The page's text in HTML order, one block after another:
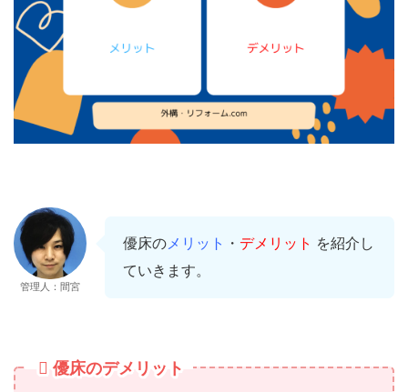
管理人：間宮
優床の メリット ・ デメリット を紹介し
ていきます。
優床のデメリット